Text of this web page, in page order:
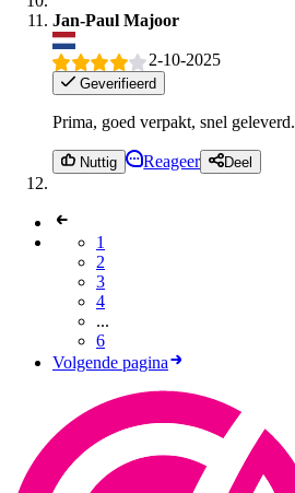
Jan-Paul Majoor
2-10-2025
Geverifieerd
Prima, goed verpakt, snel geleverd.
Nuttig Reageer Deel
1
2
3
4
...
6
Volgende pagina